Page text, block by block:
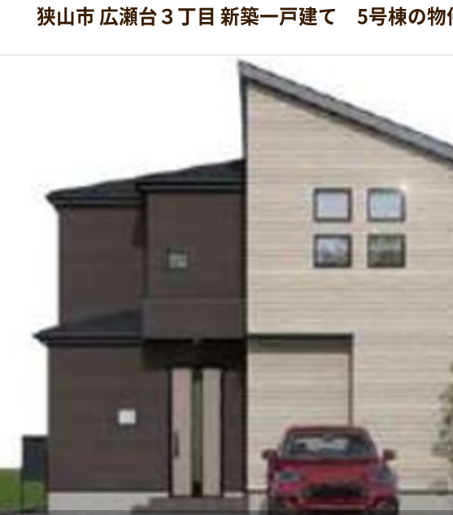
狭山市 広瀬台３丁目 新築一戸建て 5号棟の物